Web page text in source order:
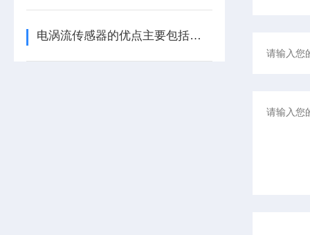
电涡流传感器的优点主要包括哪几点？